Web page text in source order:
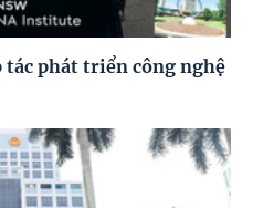
phát triển công nghệ